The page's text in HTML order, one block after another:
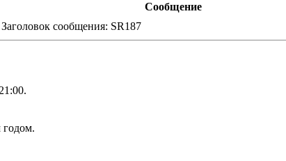
Сообщение
сообщения: SR187
годом.